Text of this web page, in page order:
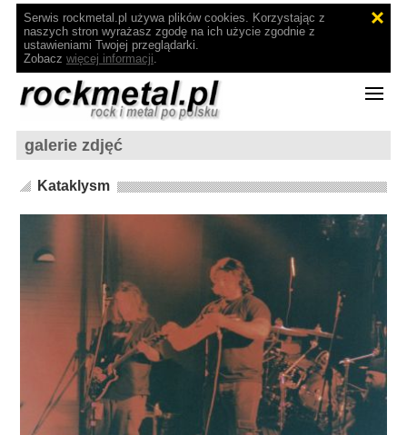
Serwis rockmetal.pl używa plików cookies. Korzystając z
naszych stron wyrażasz zgodę na ich użycie zgodnie z
ustawieniami Twojej przeglądarki.
Zobacz więcej informacji.
galerie zdjęć
Kataklysm